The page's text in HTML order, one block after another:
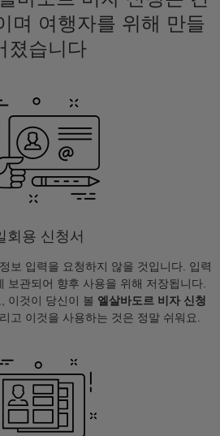
며 여행자를 위해 만들
졌습니다
회용 신청서
보 입력을 요청하지 않을 것입니다. 입력
보관되어 향후 사용을 위해 저장됩니다.
이것이 당신이 볼 엘살바도르 비자 신청
고 이것을 사용하는 것은 정말 쉬워요.